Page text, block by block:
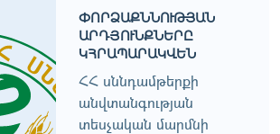
ՓՈՐՁԱՔՆՆՈՒԹՅԱՆ
ԱՐԴՅՈՒՆՔՆԵՐԸ
ԿՀՐԱՊԱՐԱԿՎԵՆ
ՀՀ սննդամթերքի
անվտանգության
տեսչական մարմնի